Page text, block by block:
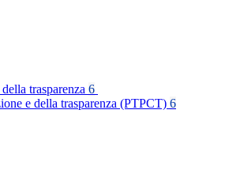
trasparenza 6
e della trasparenza (PTPCT) 6